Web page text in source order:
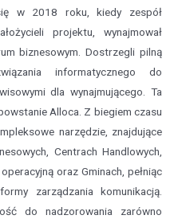
w 2018 roku, kiedy zespół
projektu, wynajmował
biznesowym. Dostrzegli pilną
informatycznego do
dla wynajmującego. Ta
Alloca. Z biegiem czasu
narzędzie, znajdujące
Centrach Handlowych,
oraz Gminach, pełniąc
zarządzania komunikacją.
do nadzorowania zarówno